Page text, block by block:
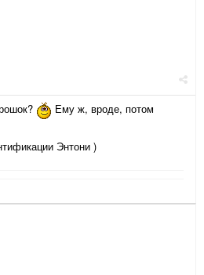
Ему ж, вроде, потом
Энтони )